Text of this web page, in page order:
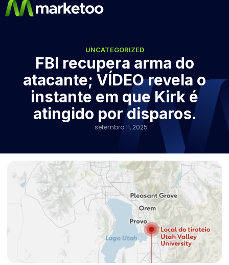
UNCATEGORIZED
FBI recupera arma do
atacante; VÍDEO revela o
instante em que Kirk é
atingido por disparos.
setembro 11, 2025